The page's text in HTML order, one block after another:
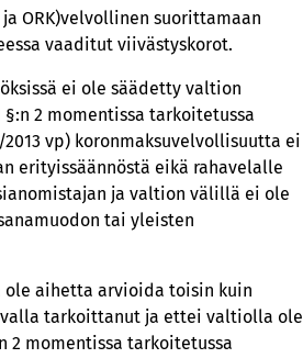
ORK)velvollinen suorittamaan
vaaditut viivästyskorot.
ei ole säädetty valtion
2 momentissa tarkoitetussa
vp) koronmaksuvelvollisuutta ei
erityissäännöstä eikä rahavelalle
ja valtion välillä ei ole
tai yleisten
ole aihetta arvioida toisin kuin
tarkoittanut ja ettei valtiolla ole
2 momentissa tarkoitetussa